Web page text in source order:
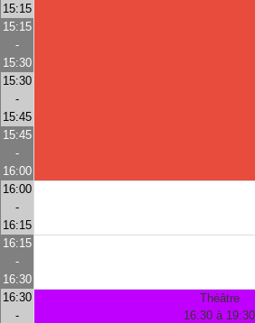
15:15
15:15
-
15:30
15:30
-
15:45
15:45
-
16:00
16:00
-
16:15
16:15
-
16:30
16:30
-
Théâtre
16:30 à 19:30